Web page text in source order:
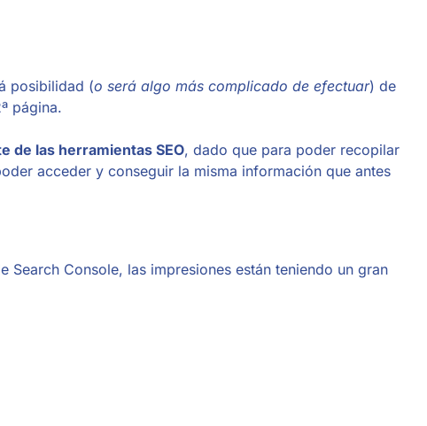
posibilidad (o será algo más complicado de efectuar) de
página.
de las herramientas SEO, dado que para poder recopilar
acceder y conseguir la misma información que antes
Console, las impresiones están teniendo un gran